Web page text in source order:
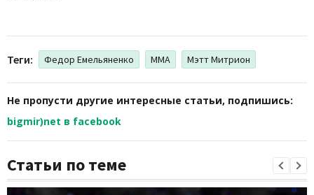
Теги: Федор Емельяненко ММА Мэтт Митрион
Не пропусти другие интересные статьи, подпишись:
bigmir)net в facebook
Статьи по теме